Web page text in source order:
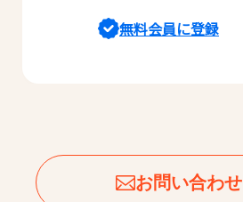
無料会員に登録
お問い合わせ